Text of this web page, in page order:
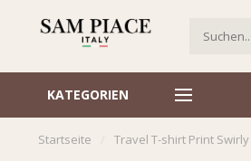
KATEGORIEN
Italiaans design
Startseite Travel T-shirt Print Swirly